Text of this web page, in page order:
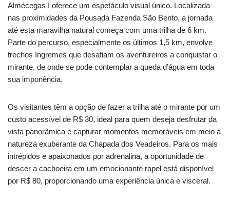
Almécegas I oferece um espetáculo visual único. Localizada
nas proximidades da Pousada Fazenda São Bento, a jornada
até esta maravilha natural começa com uma trilha de 6 km.
Parte do percurso, especialmente os últimos 1,5 km, envolve
trechos íngremes que desafiam os aventureiros a conquistar o
mirante, de onde se pode contemplar a queda d’água em toda
sua imponência.
Os visitantes têm a opção de fazer a trilha até o mirante por um
custo acessível de R$ 30, ideal para quem deseja desfrutar da
vista panorâmica e capturar momentos memoráveis em meio à
natureza exuberante da Chapada dos Veadeiros. Para os mais
intrépidos e apaixonados por adrenalina, a oportunidade de
descer a cachoeira em um emocionante rapel está disponível
por R$ 80, proporcionando uma experiência única e visceral.